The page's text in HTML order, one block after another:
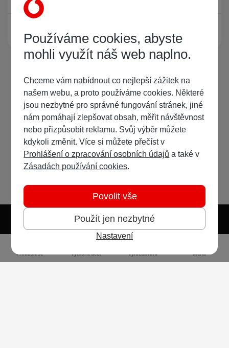
Žádný registrovaný uživatel si neprohlíží tuto stránku
Světlý režim Předvolba systému
Přihlásit se Vytvořit účet Vyhledávání Menu
Používáme cookies, abyste
mohli využít náš web naplno.
Chceme vám nabídnout co nejlepší zážitek na
našem webu, a proto používáme cookies. Některé
jsou nezbytné pro správné fungování stránek, jiné
nám pomáhají zlepšovat obsah, měřit návštěvnost
nebo přizpůsobit reklamu. Svůj výběr můžete
kdykoli změnit. Více si můžete přečíst v
Prohlášení o zpracování osobních údajů a také v
Zásadách používání cookies.
Použít jen nezbytné
Povolit vše
Nastavení